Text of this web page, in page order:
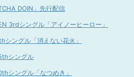
DOIN」先行配信
3rdシングル「アイノーヒーロー」
ングル「消えない花火」
シングル
シングル「なつめき」